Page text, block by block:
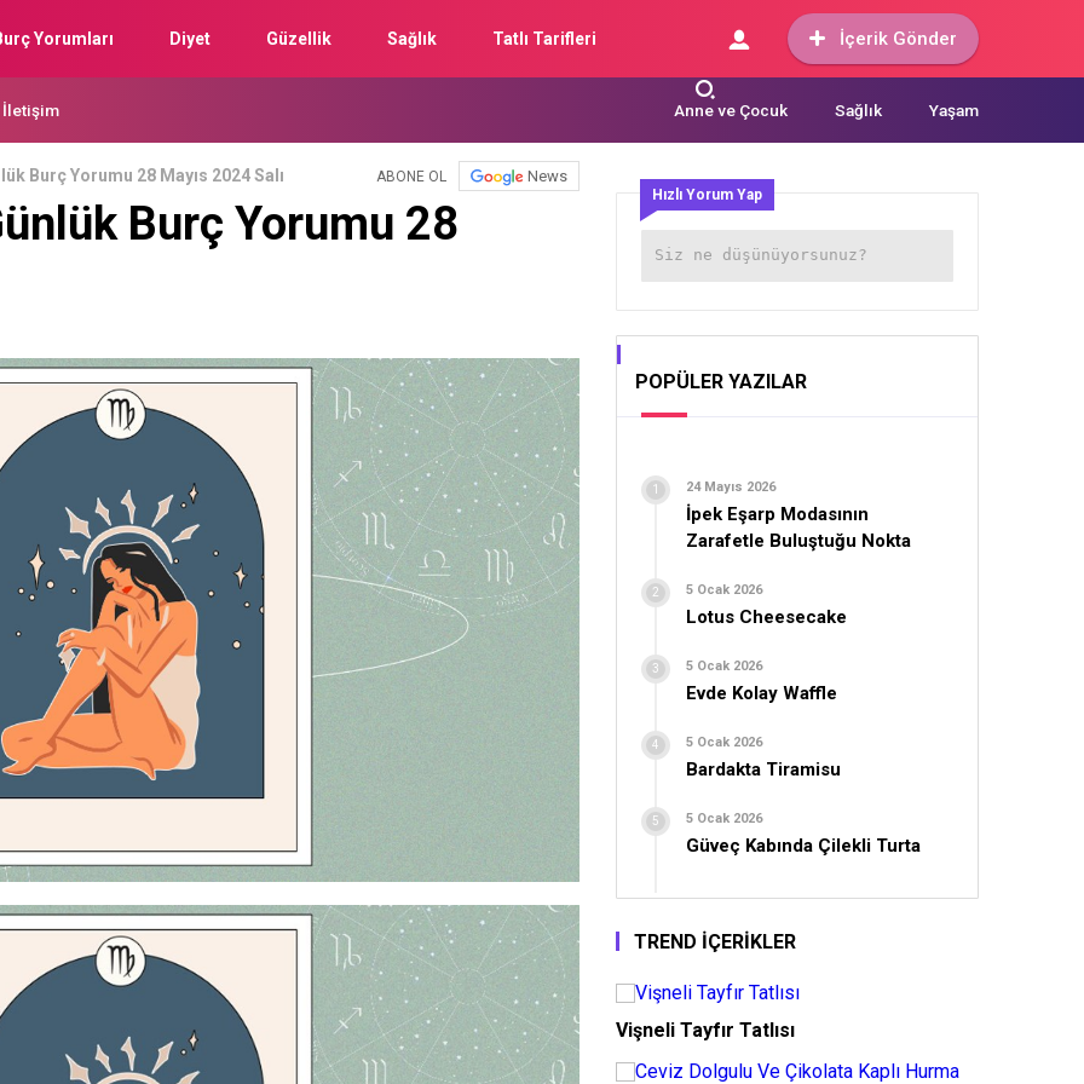
Yorumları Diyet Güzellik Sağlık Tatlı Tarifleri İçerik Gönder
İletişim Anne ve Çocuk Sağlık Yaşam
Burç Yorumu 28 Mayıs 2024 Salı ABONE OL News
Burç Yorumu 28
Hızlı Yorum Yap
POPÜLER YAZILAR
24 Mayıs 2026
İpek Eşarp Modasının
Zarafetle Buluştuğu Nokta
5 Ocak 2026
Lotus Cheesecake
5 Ocak 2026
Evde Kolay Waffle
5 Ocak 2026
Bardakta Tiramisu
5 Ocak 2026
Güveç Kabında Çilekli Turta
TREND İÇERİKLER
Vişneli Tayfır Tatlısı